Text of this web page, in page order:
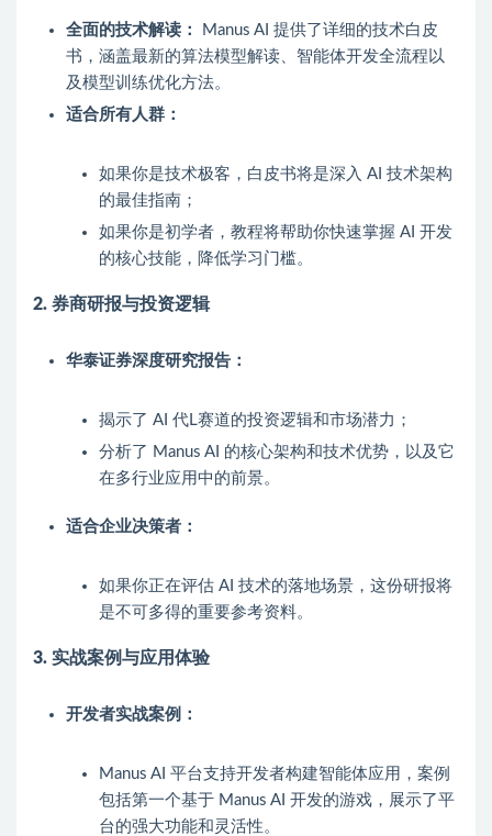
全面的技术解读：
Manus AI 提供了详细的技术白皮
书，涵盖最新的算法模型解读、智能体开发全流程以
及模型训练优化方法。
适合所有人群：
如果你是技术极客，白皮书将是深入 AI 技术架构
的最佳指南；
如果你是初学者，教程将帮助你快速掌握 AI 开发
的核心技能，降低学习门槛。
2. 券商研报与投资逻辑
华泰证券深度研究报告：
揭示了 AI 代L赛道的投资逻辑和市场潜力；
分析了 Manus AI 的核心架构和技术优势，以及它
在多行业应用中的前景。
适合企业决策者：
如果你正在评估 AI 技术的落地场景，这份研报将
是不可多得的重要参考资料。
3. 实战案例与应用体验
开发者实战案例：
Manus AI 平台支持开发者构建智能体应用，案例
包括第一个基于 Manus AI 开发的游戏，展示了平
台的强大功能和灵活性。